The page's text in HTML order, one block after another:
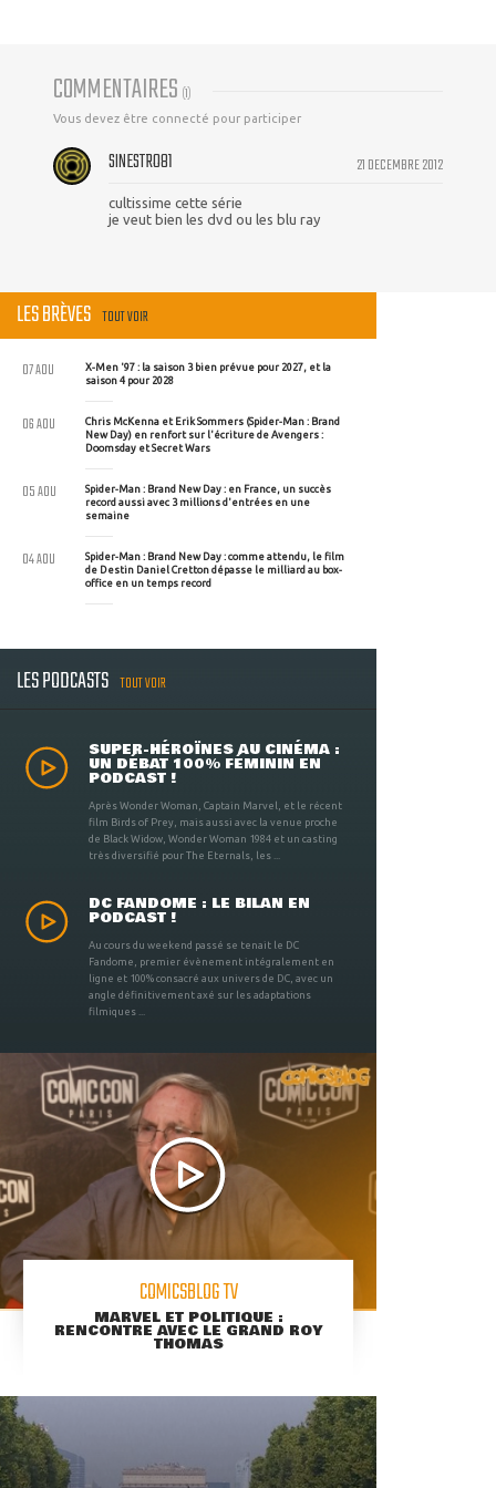
COMMENTAIRES (1)
Vous devez être connecté pour participer
21 DECEMBRE 2012
SINESTRO81
cultissime cette série
je veut bien les dvd ou les blu ray
LES BRÈVES TOUT VOIR
X-Men '97 : la saison 3 bien prévue pour 2027, et la
saison 4 pour 2028
07 AOU
Chris McKenna et Erik Sommers (Spider-Man : Brand
New Day) en renfort sur l'écriture de Avengers :
Doomsday et Secret Wars
06 AOU
Spider-Man : Brand New Day : en France, un succès
record aussi avec 3 millions d'entrées en une
semaine
05 AOU
Spider-Man : Brand New Day : comme attendu, le film
de Destin Daniel Cretton dépasse le milliard au box-
office en un temps record
04 AOU
LES PODCASTS TOUT VOIR
SUPER-HÉROÏNES AU CINÉMA :
UN DÉBAT 100% FÉMININ EN
PODCAST !
Après Wonder Woman, Captain Marvel, et le récent
film Birds of Prey, mais aussi avec la venue proche
de Black Widow, Wonder Woman 1984 et un casting
très diversifié pour The Eternals, les ...
DC FANDOME : LE BILAN EN
PODCAST !
Au cours du weekend passé se tenait le DC
Fandome, premier évènement intégralement en
ligne et 100% consacré aux univers de DC, avec un
angle définitivement axé sur les adaptations
filmiques ...
COMICSBLOG TV
MARVEL ET POLITIQUE :
RENCONTRE AVEC LE GRAND ROY
THOMAS